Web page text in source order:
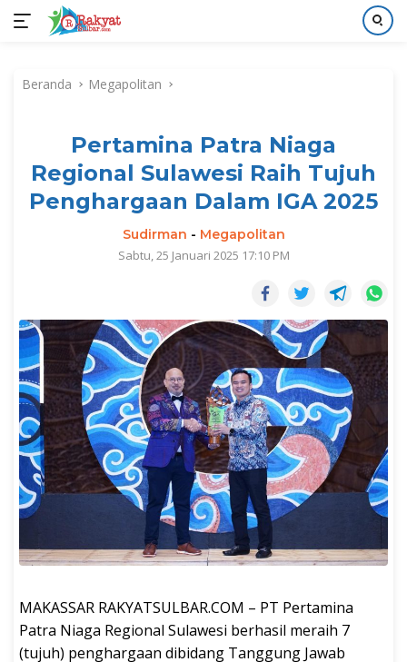
kontenBeranda Megapolitan
Pertamina Patra Niaga
Regional Sulawesi Raih Tujuh
Penghargaan Dalam IGA 2025
Sudirman - Megapolitan
Sabtu, 25 Januari 2025 17:10 PM
MAKASSAR RAKYATSULBAR.COM – PT Pertamina
Patra Niaga Regional Sulawesi berhasil meraih 7
(tujuh) penghargaan dibidang Tanggung Jawab